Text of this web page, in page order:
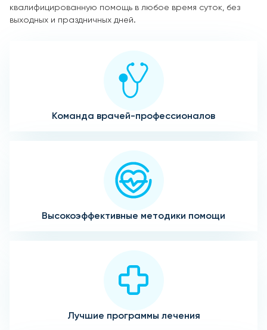
квалифицированную помощь в любое время суток, без
выходных и праздничных дней.
Команда врачей-профессионалов
Высокоэффективные методики помощи
Лучшие программы лечения